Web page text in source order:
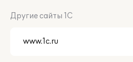
Другие сайты 1С